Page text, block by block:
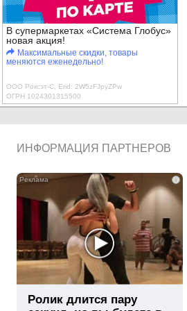
В супермаркетах «Система Глобус»
новая акция!
Максимальные скидки, товары
меняются еженедельно!
ООО Роксэт-С, Erid: 2W5zFJpyZPw
ОГРН 1024301315500
ИНФОРМАЦИЯ ПАРТНЕРОВ
i
Ролик длится пару